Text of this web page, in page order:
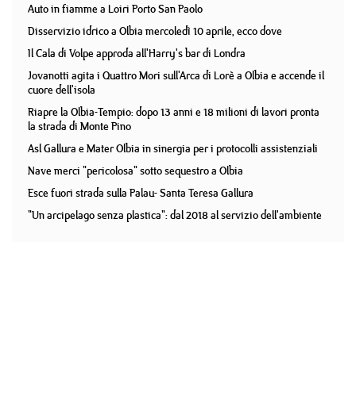
Auto in fiamme a Loiri Porto San Paolo
Disservizio idrico a Olbia mercoledì 10 aprile, ecco dove
Il Cala di Volpe approda all'Harry's bar di Londra
Jovanotti agita i Quattro Mori sull'Arca di Lorè a Olbia e accende il
cuore dell'isola
Riapre la Olbia-Tempio: dopo 13 anni e 18 milioni di lavori pronta
la strada di Monte Pino
Asl Gallura e Mater Olbia in sinergia per i protocolli assistenziali
Nave merci "pericolosa" sotto sequestro a Olbia
Esce fuori strada sulla Palau- Santa Teresa Gallura
"Un arcipelago senza plastica": dal 2018 al servizio dell'ambiente